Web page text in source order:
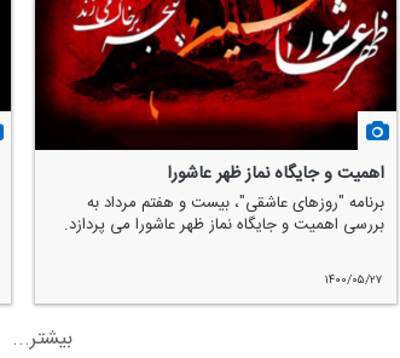
اهمیت و جایگاه نماز ظهر عاشورا
برنامه "روزهای عاشقی"، بیست و هفتم مرداد به
بررسی اهمیت و جایگاه نماز ظهر عاشورا می پردازد.
۱۴۰۰/۰۵/۲۷
...بیشتر